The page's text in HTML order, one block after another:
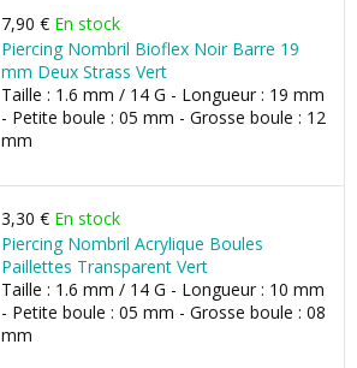
7,90 € En stock
Piercing Nombril Bioflex Noir Barre 19
mm Deux Strass Vert
Taille : 1.6 mm / 14 G - Longueur : 19 mm
- Petite boule : 05 mm - Grosse boule : 12
mm
3,30 € En stock
Piercing Nombril Acrylique Boules
Paillettes Transparent Vert
Taille : 1.6 mm / 14 G - Longueur : 10 mm
- Petite boule : 05 mm - Grosse boule : 08
mm